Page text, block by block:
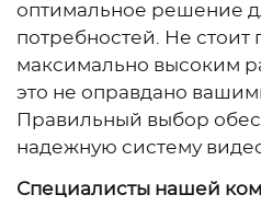
оптимальное решение
потребностей. Не стоит
максимально высоким
это не оправдано
Правильный выбор
надежную систему
Специалисты нашей